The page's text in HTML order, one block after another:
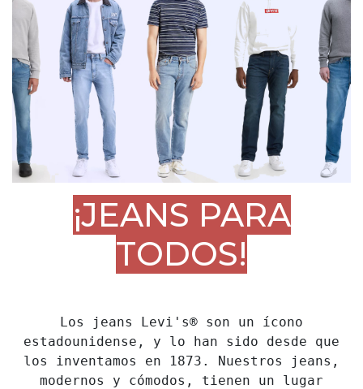
¡JEANS PARA
TODOS!
Los jeans Levi's® son un ícono
estadounidense, y lo han sido desde que
los inventamos en 1873. Nuestros jeans,
modernos y cómodos, tienen un lugar